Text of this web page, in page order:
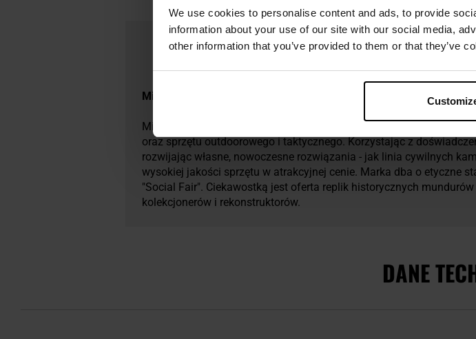
We use cookies to personalise content and ads, to provide
information about your use of our site with our social media,
other information that you’ve provided to them or that they’ve
Militaria.pl jest oficjalnym dystrybutorem marki Mil-Tec.
Mil-Tec to marka stworzona przez firmę Sturm Handels GmbH,
oraz sprzętu outdoorowego i taktycznego. Korzystając z
rozwijając własne, nowoczesne rozwiązania - jak linia cywilnych
wysokiej jakości sprzętu w atrakcyjnej cenie. Marka dba o etyczne
"Social Fair". Ciekawostką jest oferta replik historycznych
kolekcjonerów i rekonstruktorów.
DANE